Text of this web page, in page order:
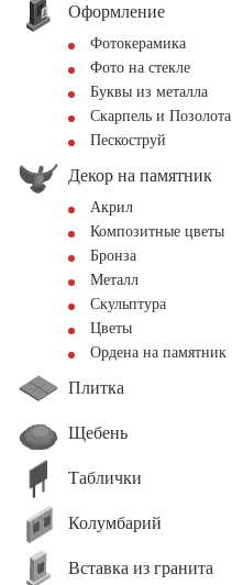
Оформление
Фотокерамика
Фото на стекле
Буквы из металла
Скарпель и Позолота
Пескоструй
Декор на памятник
Акрил
Композитные цветы
Бронза
Металл
Скульптура
Цветы
Ордена на памятник
Плитка
Щебень
Таблички
Колумбарий
Вставка из гранита